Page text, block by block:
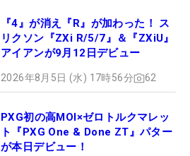
『4』が消え『R』が加わった！ ス
リクソン『ZXi R/5/7』＆『ZXiU』
アイアンが9月12日デビュー
2026年8月5日 (水) 17時56分 62
PXG初の高MOI×ゼロトルクマレッ
ト『PXG One & Done ZT』パター
が本日デビュー！